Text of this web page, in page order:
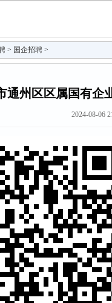
> 国企招聘 >
通州区区属国有企
2024-08-06